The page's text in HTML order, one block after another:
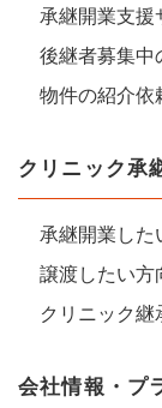
承継開業支援
後継者募集中
物件の紹介依
クリニック承
承継開業した
譲渡したい方
クリニック
会社情報・プ